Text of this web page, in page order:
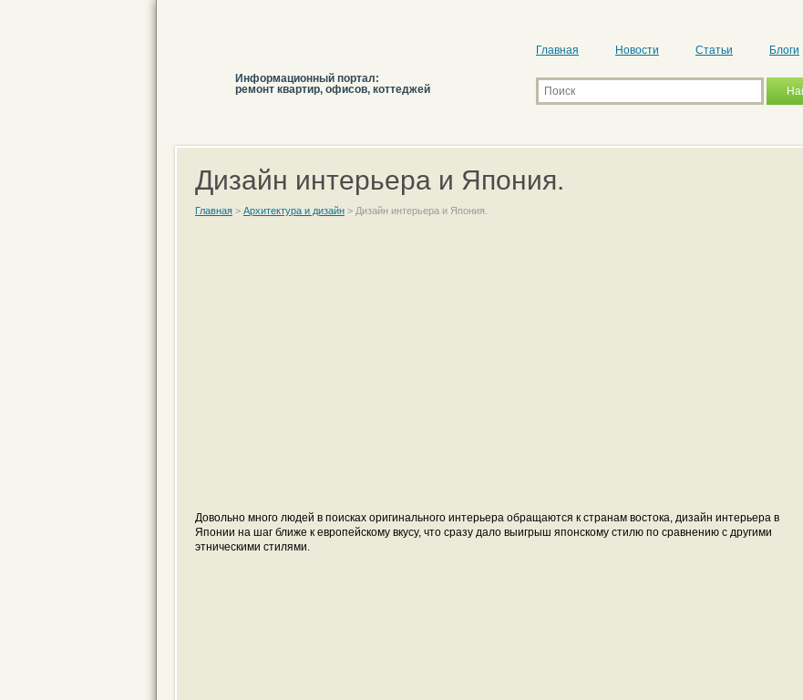
Информационный портал:
ремонт квартир, офисов, коттеджей
Главная Новости Статьи Блоги
Дизайн интерьера и Япония.
Главная > Архитектура и дизайн > Дизайн интерьера и Япония.
Довольно много людей в поисках оригинального интерьера обращаются к странам востока, дизайн интерьера в
Японии на шаг ближе к европейскому вкусу, что сразу дало выигрыш японскому стилю по сравнению с другими
этническими стилями.